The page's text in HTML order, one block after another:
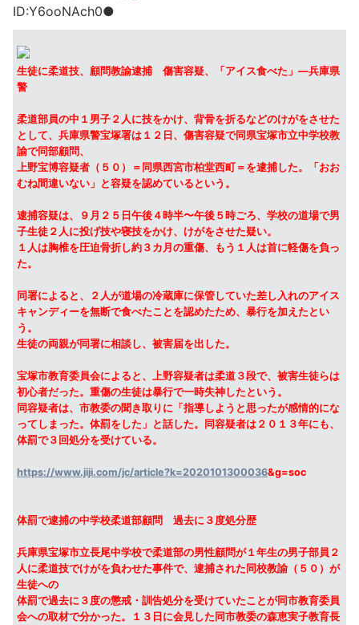
ID:Y6ooNAch0●
生徒に柔道技、顧問教諭逮捕 傷害容疑、「アイス食べた」―兵庫県
警
柔道部員の中１男子２人に技をかけ、背骨を折るなどのけがをさせた
として、兵庫県警宝塚署は１２日、傷害容疑で同県宝塚市立中学校教
諭で同部顧問、
上野宝博容疑者（５０）＝同県西宮市柏堂西町＝を逮捕した。「おお
むね間違いない」と容疑を認めているという。
逮捕容疑は、９月２５日午後４時半〜午後５時ごろ、学校の道場で男
子生徒２人に投げ技や寝技をかけ、けがをさせた疑い。
１人は胸椎を圧迫骨折し約３カ月の重傷、もう１人は首に軽傷を負っ
た。
同署によると、２人が道場の冷蔵庫に保管していた差し入れのアイス
キャンディーを無断で食べたことを認めたため、暴行を加えたとい
う。
生徒の両親が同署に相談し、被害届を出した。
宝塚市教育委員会によると、上野容疑者は柔道３段で、被害生徒らは
初心者だった。重傷の生徒は暴行で一時失神したという。
同容疑者は、市教委の聞き取りに「指導しようと思ったが感情的にな
ってしまった。体罰をした」と話した。同容疑者は２０１３年にも、
体罰で３回処分を受けている。
https://www.jiji.com/jc/article?k=2020101300036&g=soc
体罰で逮捕の中学校柔道部顧問 過去に３度処分歴
兵庫県宝塚市立長尾中学校で柔道部の男性顧問が１年生の男子部員２
人に柔道技でけがを負わせた事件で、逮捕された同校教諭（５０）が
生徒への
体罰で過去に３度の懲戒・訓告処分を受けていたことが同市教育委員
会への取材で分かった。１３日に会見した同市教委の森恵実子教育長